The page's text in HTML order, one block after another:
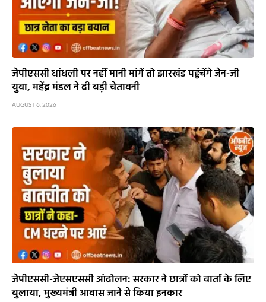
जेपीएससी धांधली पर नहीं मानी मांगें तो झारखंड पहुंचेंगे जेन-जी
युवा, महेंद्र मंडल ने दी बड़ी चेतावनी
AUGUST 6, 2026
जेपीएससी-जेएसएससी आंदोलन: सरकार ने छात्रों को वार्ता के लिए
बुलाया, मुख्यमंत्री आवास जाने से किया इनकार